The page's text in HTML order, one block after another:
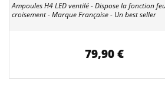
Ampoules H4 LED ventilé - Dispose la fonction
croisement - Marque Française - Un best seller
79,90 €